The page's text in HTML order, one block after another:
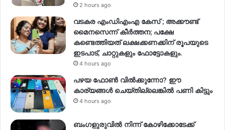
2 hours ago
വടകര എംഡിഎംഎ കേസ് ; അക്കൗണ്ട്
മൈനസെന്ന് കീർത്തന; പക്ഷേ
കണ്ടെത്തിയത് ലക്ഷക്കണക്കിന് രൂപയുടെ
ഇടപാട്, ചാറ്റുകളും ഫോട്ടോകളും.
4 hours ago
പഴയ ഫോൺ വിൽക്കുന്നോ? ഈ
കാര്യങ്ങൾ ചെയ്തില്ലെങ്കിൽ പണി കിട്ടും
4 hours ago
ബംഗളുരുവിൽ നിന്ന് കോഴിക്കോടേക്ക്